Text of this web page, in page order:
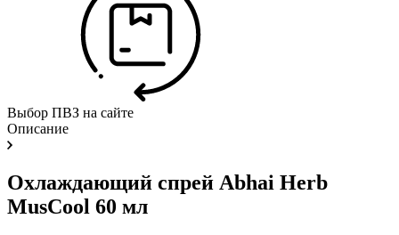
Выбор ПВЗ на сайте
Описание
Охлаждающий спрей Abhai Herb
MusCool 60 мл